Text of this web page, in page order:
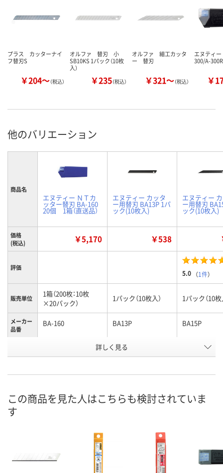
プラス カッターナイ
フ替刃S
￥204～（税込）
オルファ 替刃 小
SB10KS 1パック（10枚
入）
￥235（税込）
オルファ 細工カッタ
ー 替刃
￥321～（税込）
エヌティ
300/A-
￥
他のバリエーション
商品名
エヌティー ＮＴカ
ッター替刃 BA-160
20個 1箱（直送品）
エヌティー カッタ
ー用替刃 BA13P 1パ
ック(10枚入)
エヌティー
ー用替刃
ック(10枚入)
価格
(税込)
￥5,170 ￥538
評価
5.0 （1件）
販売単位
1箱（200枚：10枚
×20パック）
1パック（10枚入） 1パック（10枚
メーカー
品番
BA-160 BA13P BA15P
X106498 X106500
8月8日（土）
カゴへ
詳しく見る
この商品を見た人はこちらも検討されていま
す